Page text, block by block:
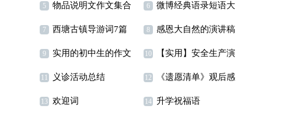
5 物品说明文作文集合
八篇
6 微博经典语录短语大
全
7 西塘古镇导游词7篇 8 感恩大自然的演讲稿
9 实用的初中生的作文
300字汇编5篇
10 【实用】安全生产演
讲稿四篇
11 义诊活动总结 12 《遗愿清单》观后感
13 欢迎词 14 升学祝福语